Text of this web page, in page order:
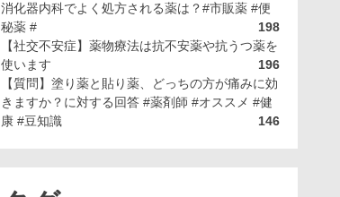
消化器内科でよく処方される薬は？#市販薬 #便
秘薬 #
198
【社交不安症】薬物療法は抗不安薬や抗うつ薬を
使います
196
【質問】塗り薬と貼り薬、どっちの方が痛みに効
きますか？に対する回答 #薬剤師 #オススメ #健
康 #豆知識
146